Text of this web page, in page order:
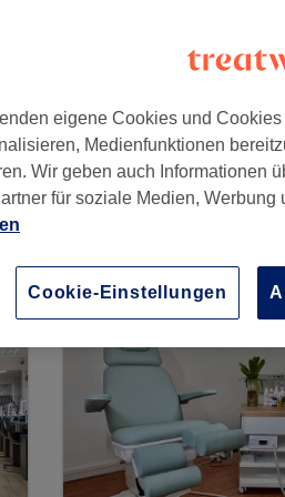
40215
über Treatwell
zu finden.
eigene Cookies und
Medienfunktionen
Wir geben auch Informationen
für soziale Medien, Werbung
Cookie-Einstellungen